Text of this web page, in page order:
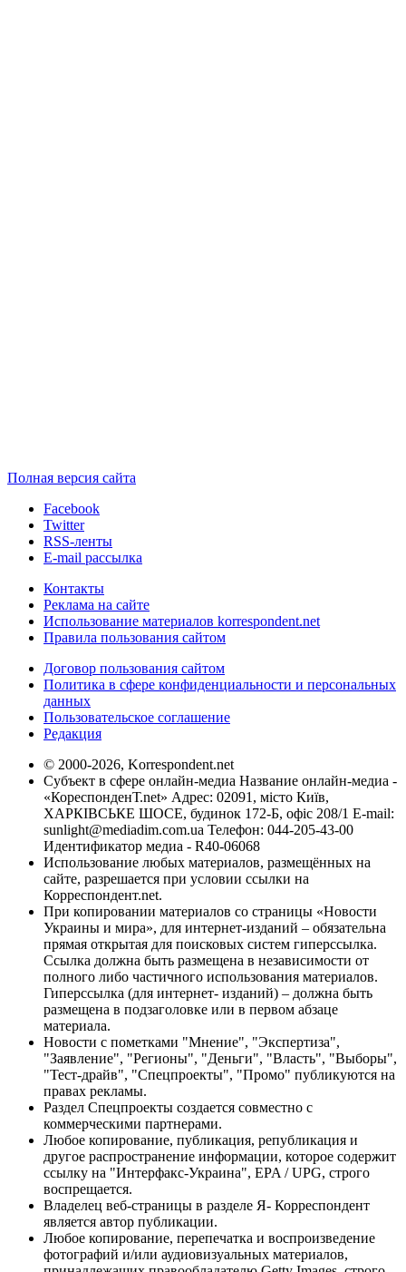
Полная версия сайта
Facebook
Twitter
RSS-ленты
E-mail рассылка
Контакты
Реклама на сайте
Использование материалов korrespondent.net
Правила пользования сайтом
Договор пользования сайтом
Политика в сфере конфиденциальности и персональных
данных
Пользовательское соглашение
Редакция
© 2000-2026, Korrespondent.net
Субъект в сфере онлайн-медиа Название онлайн-медиа -
«КореспонденТ.net» Адрес: 02091, місто Київ,
ХАРКІВСЬКЕ ШОСЕ, будинок 172-Б, офіс 208/1 E-mail:
sunlight@mediadim.com.ua Телефон: 044-205-43-00
Идентификатор медиа - R40-06068
Использование любых материалов, размещённых на
сайте, разрешается при условии ссылки на
Корреспондент.net.
При копировании материалов со страницы «Новости
Украины и мира», для интернет-изданий – обязательна
прямая открытая для поисковых систем гиперссылка.
Ссылка должна быть размещена в независимости от
полного либо частичного использования материалов.
Гиперссылка (для интернет- изданий) – должна быть
размещена в подзаголовке или в первом абзаце
материала.
Новости с пометками "Мнение", "Экспертиза",
"Заявление", "Регионы", "Деньги", "Власть", "Выборы",
"Тест-драйв", "Спецпроекты", "Промо" публикуются на
правах рекламы.
Раздел Спецпроекты создается совместно с
коммерческими партнерами.
Любое копирование, публикация, републикация и
другое распространение информации, которое содержит
ссылку на "Интерфакс-Украина", EPA / UPG, строго
воспрещается.
Владелец веб-страницы в разделе Я- Корреспондент
является автор публикации.
Любое копирование, перепечатка и воспроизведение
фотографий и/или аудиовизуальных материалов,